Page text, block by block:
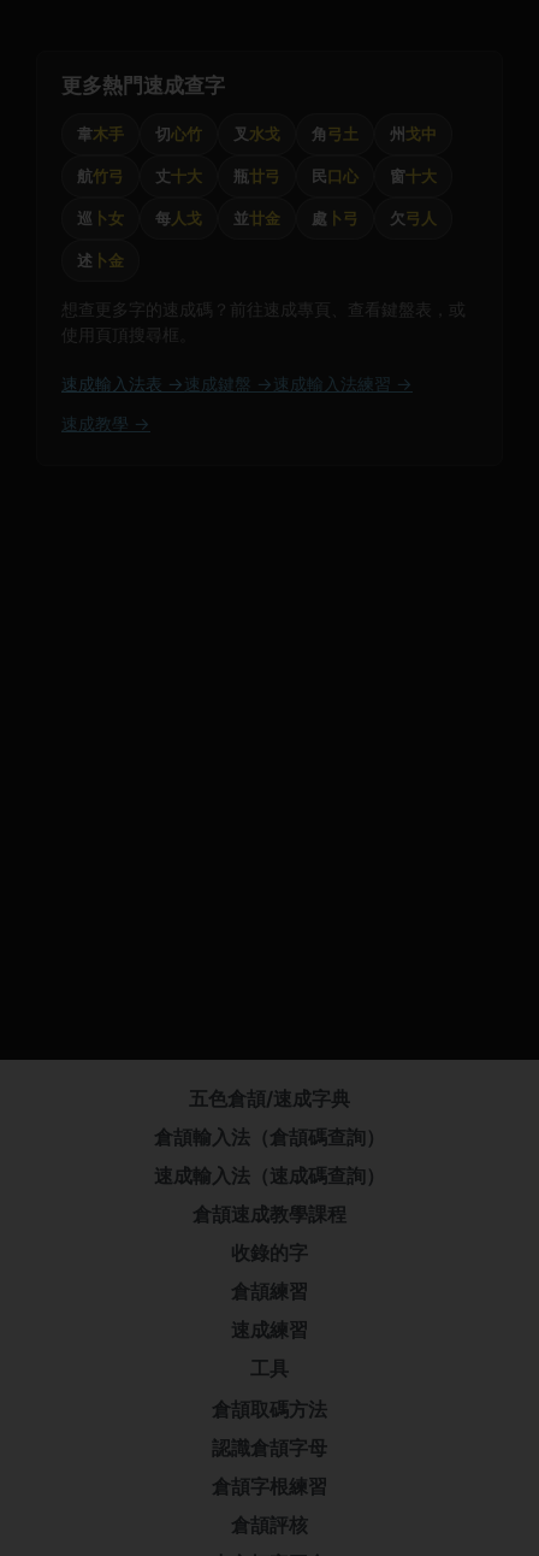
更多熱門速成查字
韋木手 切心竹 叉 水戈 角弓土 州 戈中
航竹弓 丈十大 瓶廿弓 民口心 窗十大
巡 卜女 每人戈 並廿金 處 卜弓 欠弓人
述 卜金
想查更多字的速成碼？前往速成專頁、查看鍵盤表，或
使用頁頂搜尋框。
速成輸入法表 → 速成鍵盤 → 速成輸入法練習 →
速成教學 →
五色倉頡/速成字典
倉頡輸入法（倉頡碼查詢）
速成輸入法（速成碼查詢）
倉頡速成教學課程
收錄的字
倉頡練習
速成練習
工具
倉頡取碼方法
認識倉頡字母
倉頡字根練習
倉頡評核